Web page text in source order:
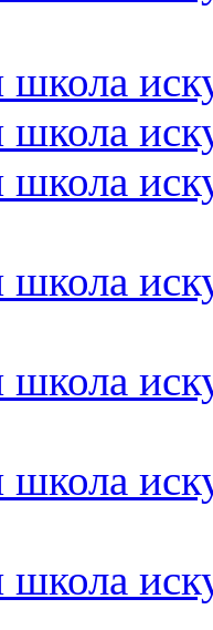
школа
школа
школа
школа
школа
школа
школа